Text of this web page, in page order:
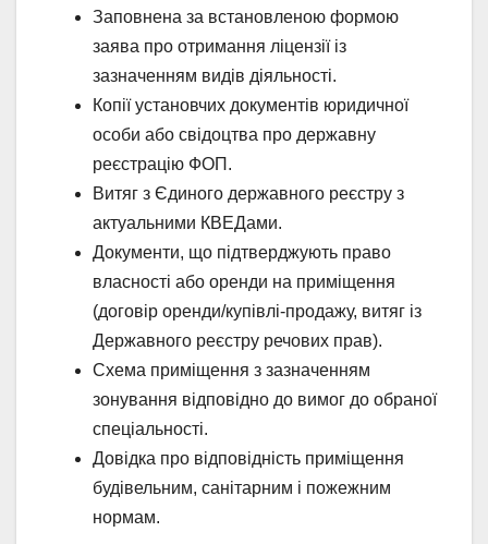
Заповнена за встановленою формою
заява про отримання ліцензії із
зазначенням видів діяльності.
Копії установчих документів юридичної
особи або свідоцтва про державну
реєстрацію ФОП.
Витяг з Єдиного державного реєстру з
актуальними КВЕДами.
Документи, що підтверджують право
власності або оренди на приміщення
(договір оренди/купівлі-продажу, витяг із
Державного реєстру речових прав).
Схема приміщення з зазначенням
зонування відповідно до вимог до обраної
спеціальності.
Довідка про відповідність приміщення
будівельним, санітарним і пожежним
нормам.